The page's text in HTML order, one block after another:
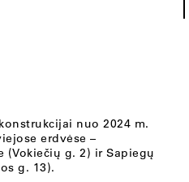
nuo 2024 m.
erdvėse –
(Vokiečių g. 2) ir Sapiegų
g. 13).